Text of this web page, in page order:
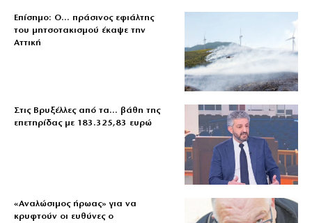
Επίσημο: Ο… πράσινος εφιάλτης
του μητσοτακισμού έκαψε την
Αττική
Στις Βρυξέλλες από τα… βάθη της
επετηρίδας με 183.325,83 ευρώ
«Aναλώσιμος ήρωας» για να
κρυφτούν οι ευθύνες ο